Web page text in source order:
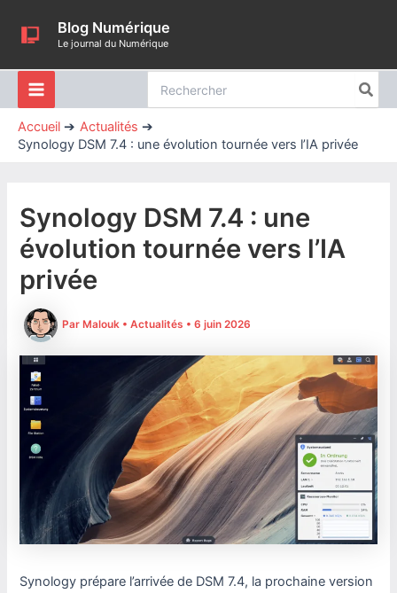
Blog Numérique
Le journal du Numérique
Accueil
Actualités
Synology DSM 7.4 : une évolution tournée vers l’IA privée
Synology DSM 7.4 : une
évolution tournée vers l’IA
privée
Par Malouk •Actualités •6 juin 2026
Synology prépare l’arrivée de DSM 7.4, la prochaine version